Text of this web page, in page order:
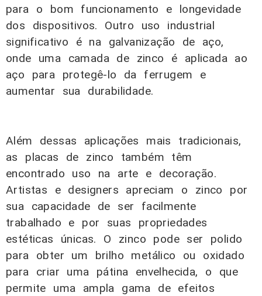
para o bom funcionamento e longevidade
dos dispositivos. Outro uso industrial
significativo é na galvanização de aço,
onde uma camada de zinco é aplicada ao
aço para protegê-lo da ferrugem e
aumentar sua durabilidade.
Além dessas aplicações mais tradicionais,
as placas de zinco também têm
encontrado uso na arte e decoração.
Artistas e designers apreciam o zinco por
sua capacidade de ser facilmente
trabalhado e por suas propriedades
estéticas únicas. O zinco pode ser polido
para obter um brilho metálico ou oxidado
para criar uma pátina envelhecida, o que
permite uma ampla gama de efeitos